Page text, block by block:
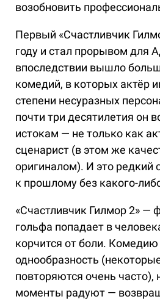
возобновить
Первый «Счастливчик
году и стал прорывом для
впоследствии вышло
комедий, в которых актёр
степени несуразных
почти три десятилетия он
истокам — не только как
сценарист (в этом же
оригиналом). И это редкий
к прошлому без какого-
«Счастливчик Гилмор 2» —
гольфа попадает в
корчится от боли.
однообразность
повторяются очень часто),
моменты радуют —